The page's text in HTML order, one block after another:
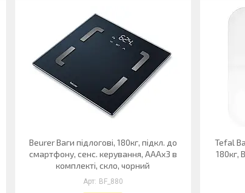
Beurer Ваги підлогові, 180кг, підкл. до
смартфону, сенс. керування, AAAx3 в
комплекті, скло, чорний
BF_880
Tefal
180кг,